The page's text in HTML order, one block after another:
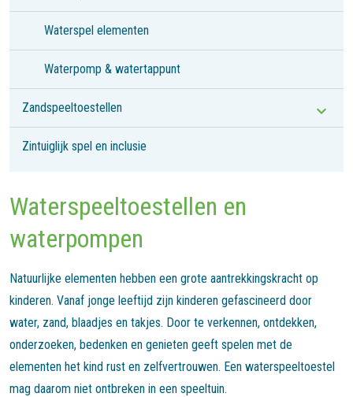
Waterspel elementen
Waterpomp & watertappunt
Zandspeeltoestellen
Zintuiglijk spel en inclusie
Waterspeeltoestellen en
waterpompen
Natuurlijke elementen hebben een grote aantrekkingskracht op
kinderen. Vanaf jonge leeftijd zijn kinderen gefascineerd door
water, zand, blaadjes en takjes. Door te verkennen, ontdekken,
onderzoeken, bedenken en genieten geeft spelen met de
elementen het kind rust en zelfvertrouwen. Een waterspeeltoestel
mag daarom niet ontbreken in een speeltuin.